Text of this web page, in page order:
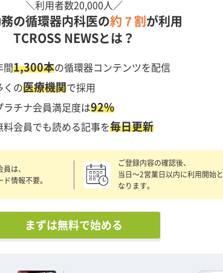
＼利用者数20,000人／
の循環器内科医の約７割 が利用
TCROSS NEWSとは？
間1,300本の循環器コンテンツを配信
くの医療機関で採用
ラチナ会員満足度は92%
料会員でも読める記事を毎日更新
員は、
ド情報不要。
ご登録内容の確認後、
当日〜2営業日以内に利用開始と
なります。
まずは無料で始める